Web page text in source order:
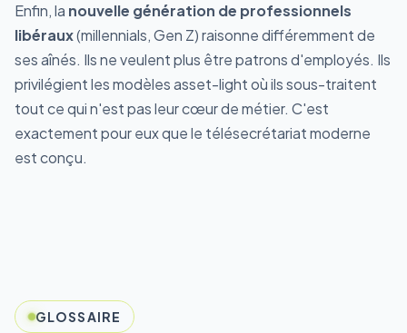
Enfin, la nouvelle génération de professionnels
libéraux(millennials, Gen Z) raisonne différemment de
ses aînés. Ils ne veulent plus être patrons d'employés. Ils
privilégient les modèles asset-light où ils sous-traitent
tout ce qui n'est pas leur cœur de métier. C'est
exactement pour eux que le télésecrétariat moderne
est conçu.
GLOSSAIRE